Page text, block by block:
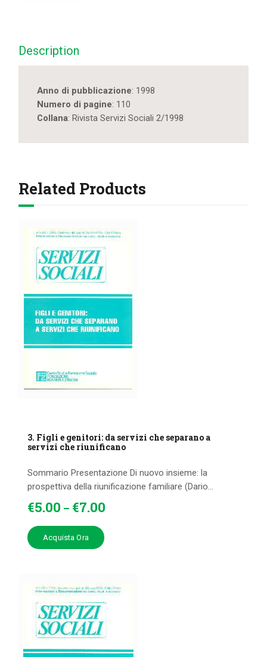
servizi
Description
Anno di pubblicazione: 1998
Numero di pagine: 110
Collana: Rivista Servizi Sociali 2/1998
Related Products
3. Figli e genitori: da servizi che separano a
servizi che riunificano
Sommario Presentazione Di nuovo insieme: la
prospettiva della riunificazione familiare (Dario...
€5.00 – €7.00
Acquista Ora